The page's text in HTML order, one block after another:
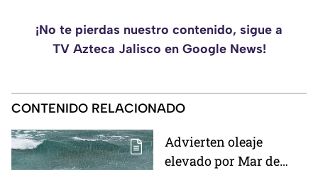
¡No te pierdas nuestro contenido, sigue a
TV Azteca Jalisco en Google News!
CONTENIDO RELACIONADO
Advierten oleaje
elevado por Mar de